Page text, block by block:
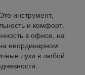
инструмент,
и комфорт.
в офисе, на
неординарном
луки в любой